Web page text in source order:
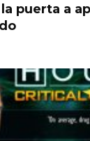
puerta a